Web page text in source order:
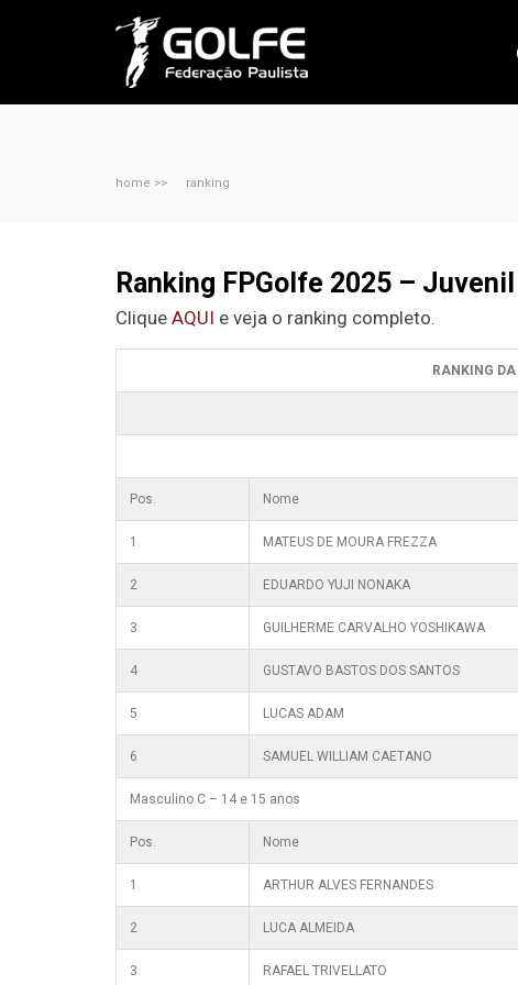
home >> ranking
Ranking FPGolfe 2025 –
Clique AQUI e veja o ranking completo.
RANKING
Pos. Nome
1 MATEUS DE MOURA FREZZA
2 EDUARDO YUJI NONAKA
3 GUILHERME CARVALHO YOSHIKAWA
4 GUSTAVO BASTOS DOS SANTOS
5 LUCAS ADAM
6 SAMUEL WILLIAM CAETANO
Masculino C – 14 e 15 anos
Pos. Nome
1 ARTHUR ALVES FERNANDES
2 LUCA ALMEIDA
3 RAFAEL TRIVELLATO